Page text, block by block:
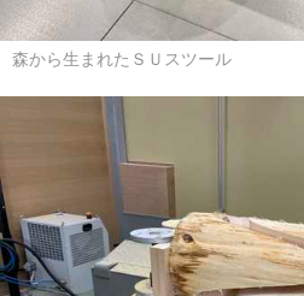
森から生まれたＳＵスツール